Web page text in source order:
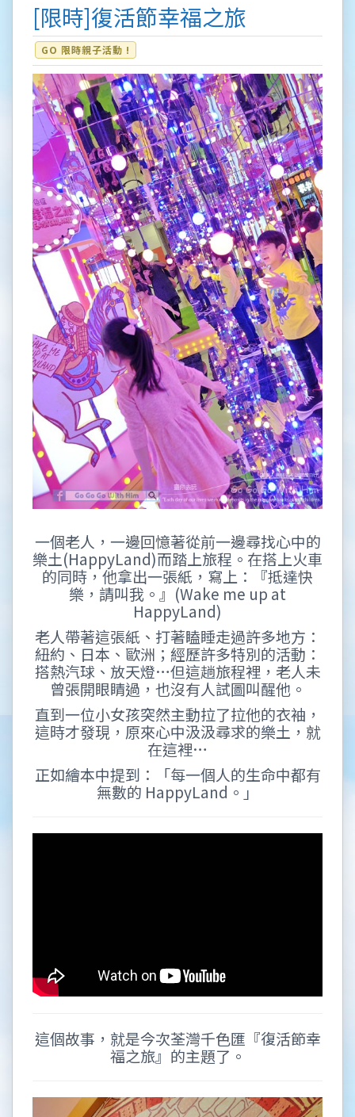
[限時]復活節幸福之旅
GO 限時親子活動 !
一個老人，一邊回憶著從前一邊尋找心中的
樂土(HappyLand)而踏上旅程。在搭上火車
的同時，他拿出一張紙，寫上：『抵達快
樂，請叫我。』(Wake me up at
HappyLand)
老人帶著這張紙、打著瞌睡走過許多地方：
紐約、日本、歐洲；經歷許多特別的活動：
搭熱汽球、放天燈…但這趟旅程裡，老人未
曾張開眼睛過，也沒有人試圖叫醒他。
直到一位小女孩突然主動拉了拉他的衣袖，
這時才發現，原來心中汲汲尋求的樂土，就
在這裡…
正如繪本中提到：「每一個人的生命中都有
無數的 HappyLand。」
這個故事，就是今次荃灣千色匯『復活節幸
福之旅』的主題了。